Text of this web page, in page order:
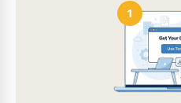
1